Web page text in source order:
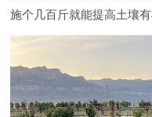
施个几百斤就能提高土壤